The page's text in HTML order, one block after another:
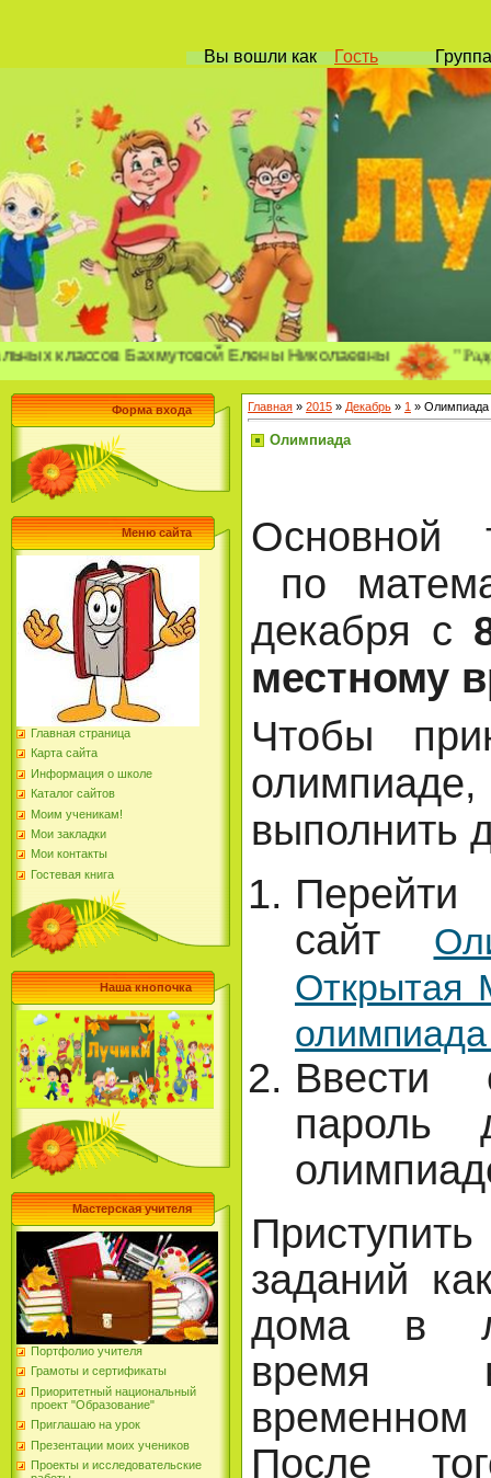
Вы вошликак Гость
Бахмутовой Елены Николаевны "Радость
Форма входа
Меню сайта
Главная страница
Карта сайта
Информация о школе
Каталог сайтов
Моим ученикам!
Мои закладки
Мои контакты
Гостевая книга
Наша кнопочка
Мастерская учителя
Портфолио учителя
Грамоты и сертификаты
Приоритетный национальный
проект "Образование"
Приглашаю на урок
Презентации моих учеников
Проекты и исследовательские
Главная » 2015 » Декабрь » 1 » Олимпиада
Олимпиада
Основной
по
декабря с
местному
Чтобы
выполнить
сайт
Открытая
Ввести
пароль
заданий
дома в
время
После